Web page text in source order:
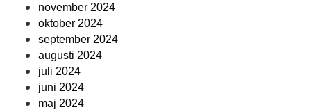
november 2024
oktober 2024
september 2024
augusti 2024
juli 2024
juni 2024
maj 2024